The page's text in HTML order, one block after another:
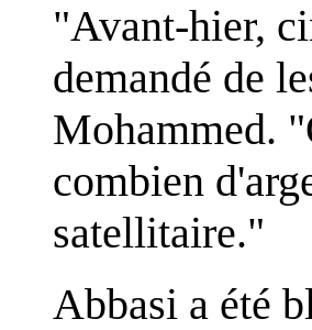
"Avant-hier,
demandé de
Mohammed.
combien
satellitaire."
Abbasi a été